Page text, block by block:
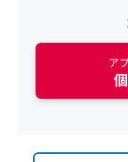
ア